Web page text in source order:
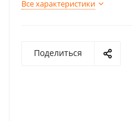
Все характеристики
Поделиться